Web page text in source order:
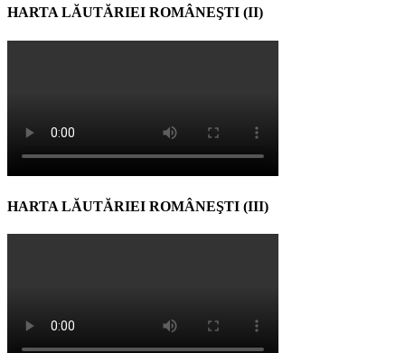
HARTA LĂUTĂRIEI ROMÂNEŞTI (II)
HARTA LĂUTĂRIEI ROMÂNEŞTI (III)